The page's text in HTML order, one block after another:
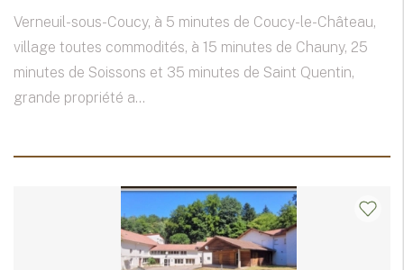
Verneuil-sous-Coucy, à 5 minutes de Coucy-le-Château,
village toutes commodités, à 15 minutes de Chauny, 25
minutes de Soissons et 35 minutes de Saint Quentin,
grande propriété a...